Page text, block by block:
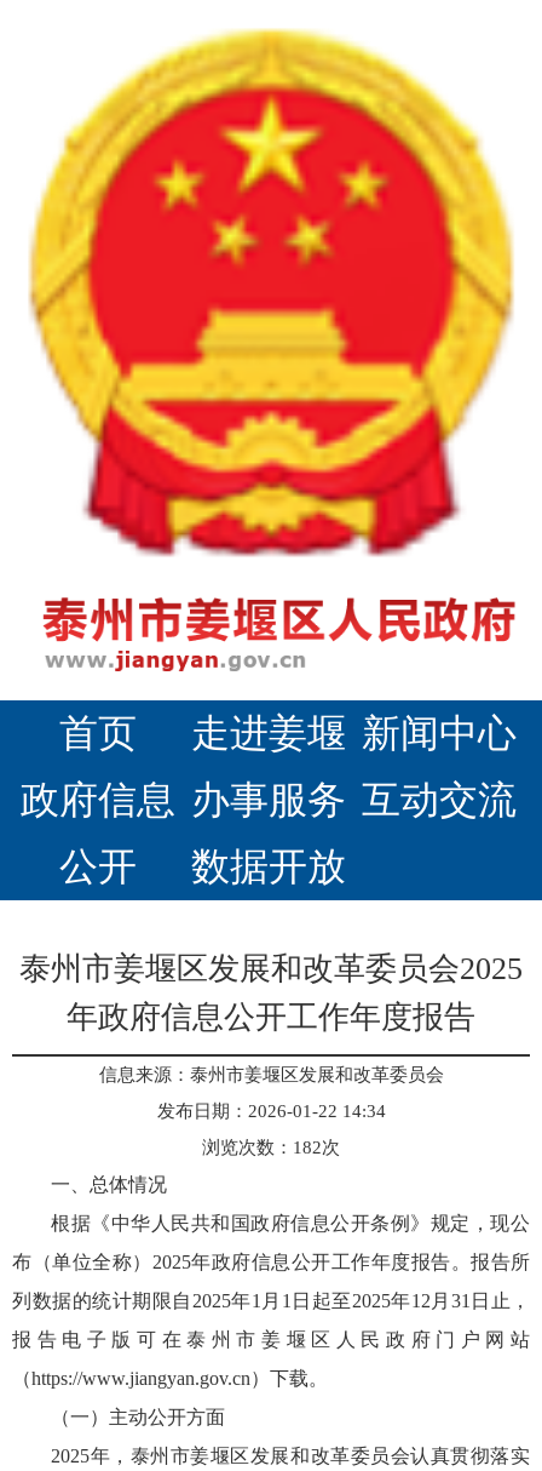
首页 走进姜堰 新闻中心
政府信息
公开
办事服务 互动交流
数据开放
泰州市姜堰区发展和改革委员会2025
年政府信息公开工作年度报告
信息来源：泰州市姜堰区发展和改革委员会
发布日期：2026-01-22 14:34
浏览次数： 182次
一、总体情况
根据《中华人民共和国政府信息公开条例》规定，现公
布（单位全称）2025年政府信息公开工作年度报告。报告所
列数据的统计期限自2025年1月1日起至2025年12月31日止，
报告电子版可在泰州市姜堰区人民政府门户网站
（https://www.jiangyan.gov.cn）下载。
（一）主动公开方面
2025年，泰州市姜堰区发展和改革委员会认真贯彻落实